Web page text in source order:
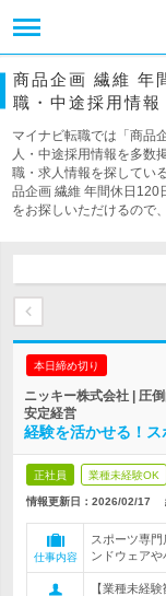
商品企画 繊維 年
職・中途採用情
マイナビ転職では「商品
人・中途採用情報を多数
職・求人情報を探してい
品企画 繊維 年間休日120
をお探しいただけるので
本日締め切り
ニッキー株式会社 | 圧
安定経営
経験を活かせる！
正社員 業種未経験OK
情報更新日：2026/02/17
仕事内容
スポーツ専
ンドウェアや
【業種未経